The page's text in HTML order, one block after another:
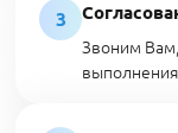
3
Звоним